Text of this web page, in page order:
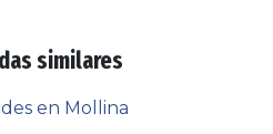
similares
en Mollina